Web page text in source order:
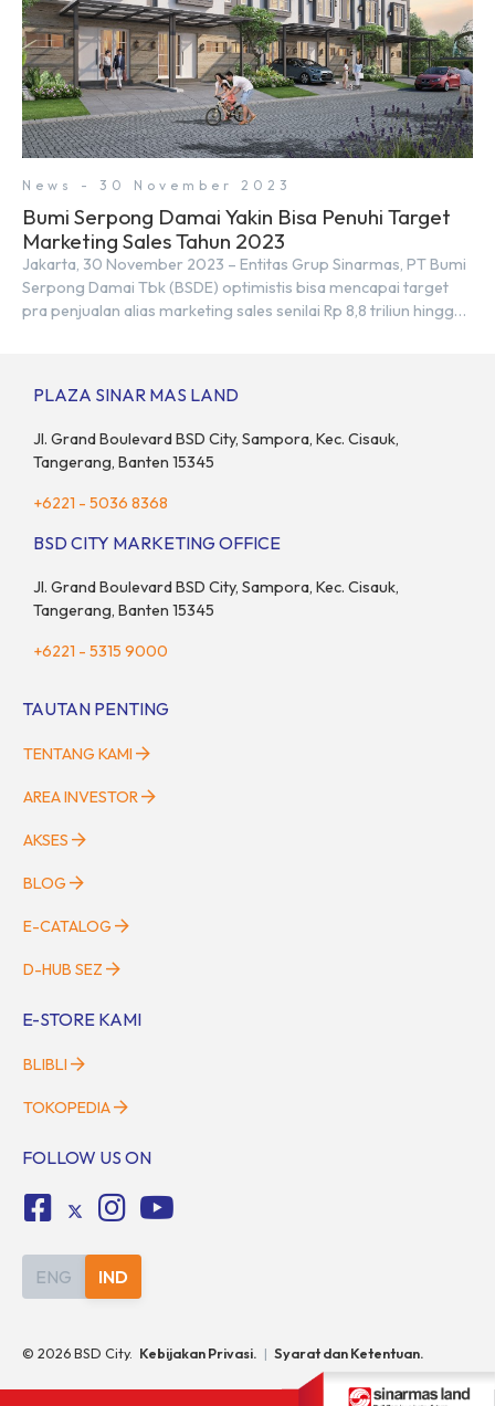
News - 30 November 2023
Bumi Serpong Damai Yakin Bisa Penuhi Target
Marketing Sales Tahun 2023
Jakarta, 30 November 2023 – Entitas Grup Sinarmas, PT Bumi
Serpong Damai Tbk (BSDE) optimistis bisa mencapai target
pra penjualan alias marketing sales senilai Rp 8,8 triliun hingga
target. “Kami yakin target […]
PLAZA SINAR MAS LAND
Jl. Grand Boulevard BSD City, Sampora, Kec. Cisauk,
Tangerang, Banten 15345
+6221 - 5036 8368
BSD CITY MARKETING OFFICE
Jl. Grand Boulevard BSD City, Sampora, Kec. Cisauk,
Tangerang, Banten 15345
+6221 - 5315 9000
TAUTAN PENTING
TENTANG KAMI
AREA INVESTOR
AKSES
BLOG
E-CATALOG
D-HUB SEZ
E-STORE KAMI
BLIBLI
TOKOPEDIA
FOLLOW US ON
ENG IND
© 2026BSD City. Kebijakan Privasi. | Syarat dan Ketentuan.